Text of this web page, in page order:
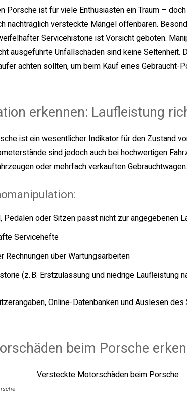
Porsche ist für viele Enthusiasten ein Traum –
nachträglich versteckte Mängel offenbaren.
Servicehistorie ist Vorsicht geboten.
ausgeführte Unfallschäden sind keine Seltenheit.
achten sollten, um beim Kauf eines Gebraucht-
erkennen: Laufleistung
ist ein wesentlicher Indikator für den Zustand
sind jedoch auch bei hochwertigen
oder mehrfach verkauften Gebrauchtwagen.
Pedalen oder Sitzen passt nicht zur angegebenen
Servicehefte
Rechnungen über Wartungsarbeiten
(z. B. Erstzulassung und niedrige Laufleistung
Online-Datenbanken und Auslesen
beim Porsche